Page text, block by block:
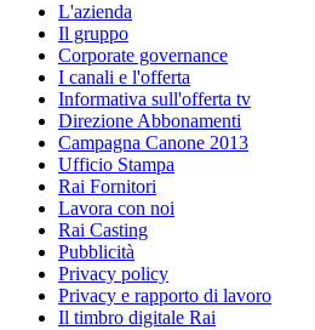
L'azienda
Il gruppo
Corporate governance
I canali e l'offerta
Informativa sull'offerta tv
Direzione Abbonamenti
Campagna Canone 2013
Ufficio Stampa
Rai Fornitori
Lavora con noi
Rai Casting
Pubblicità
Privacy policy
Privacy e rapporto di lavoro
Il timbro digitale Rai